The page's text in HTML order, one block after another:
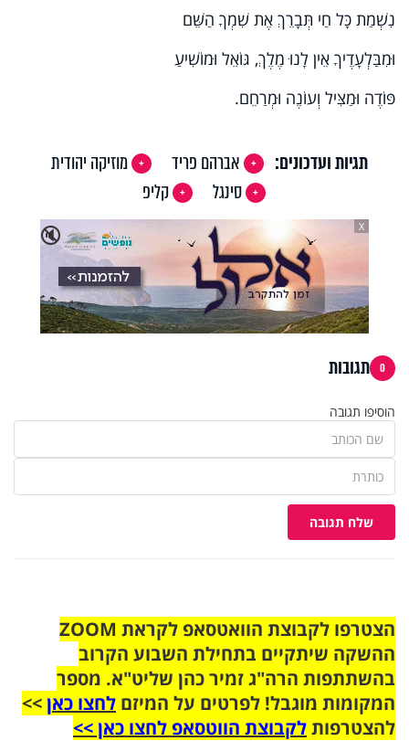
נִשְׁמַת כָּל חַי תְּבָרֵךְ אֶת שִׁמְךָ הַשֵּׁם
וּמִבַּלְעָדֶיךָ אֵין לָנוּ מֶלֶךְ, גּוֹאֵל וּמוֹשִׁיעַ
פּוֹדֶה וּמַצִּיל וְעוֹנֶה וּמְרַחֵם.
תגיות ועדכונים: אברהם פריד
מוזיקה יהודית
סינגל
קליפ
🔇
X
0 תגובות
הוסיפו תגובה
שלח תגובה
הצטרפו לקבוצת הוואטסאפ לקראת ZOOM
ההשקה שיתקיים בתחילת השבוע הקרוב
בהשתתפות הרה"ג זמיר כהן שליט"א. מספר
המקומות מוגבל! לפרטים על המיזם לחצו כאן>>
להצטרפותלקבוצת הווטסאפ לחצו כאן >>